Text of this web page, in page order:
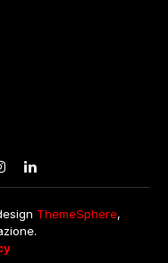
LinkedIn
ThemeSphere,